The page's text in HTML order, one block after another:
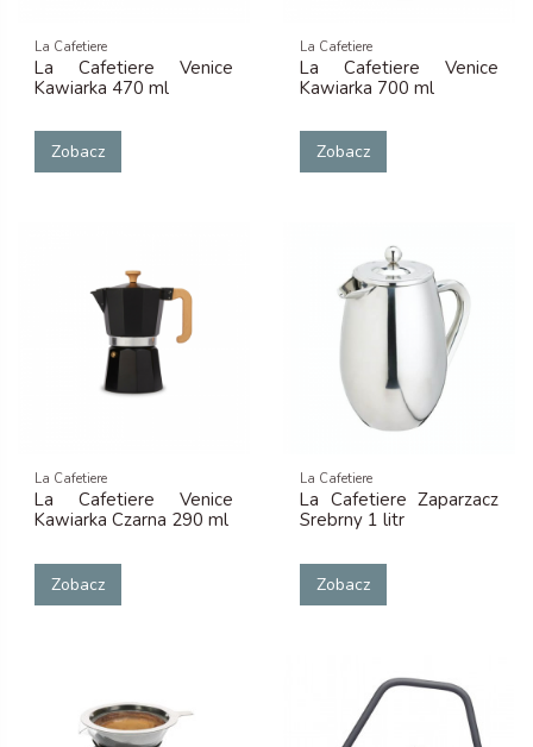
La Cafetiere
La Cafetiere Venice
Kawiarka 470 ml
Zobacz
La Cafetiere
La Cafetiere Venice
Kawiarka 700 ml
Zobacz
La Cafetiere
La Cafetiere Venice
Kawiarka Czarna 290 ml
Zobacz
La Cafetiere
La Cafetiere Zaparzacz
Srebrny 1 litr
Zobacz